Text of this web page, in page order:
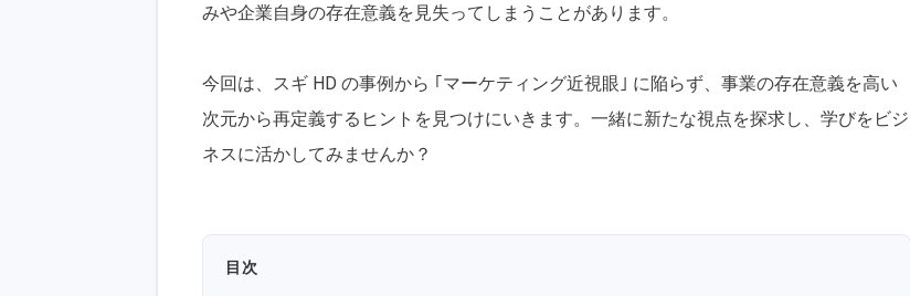
みや企業自身の存在意義を見失ってしまうことがあります。
今回は、スギ HD の事例から ｢マーケティング近視眼｣ に陥らず、事業の存在意義を高い
次元から再定義するヒントを見つけにいきます。一緒に新たな視点を探求し、学びをビジ
ネスに活かしてみませんか？
目次